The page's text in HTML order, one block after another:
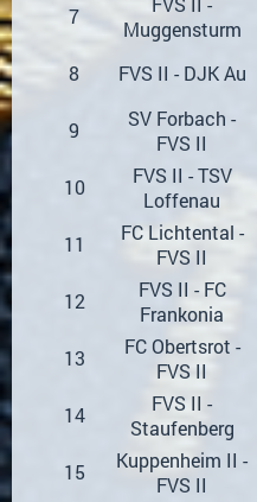
7
Muggensturm
8 FVS II - DJK Au
9
SV Forbach -
FVS II
10
FVS II - TSV
Loffenau
11
FC Lichtental -
FVS II
12
FVS II - FC
Frankonia
13
FC Obertsrot -
FVS II
14
FVS II -
Staufenberg
15
Kuppenheim II -
FVS II